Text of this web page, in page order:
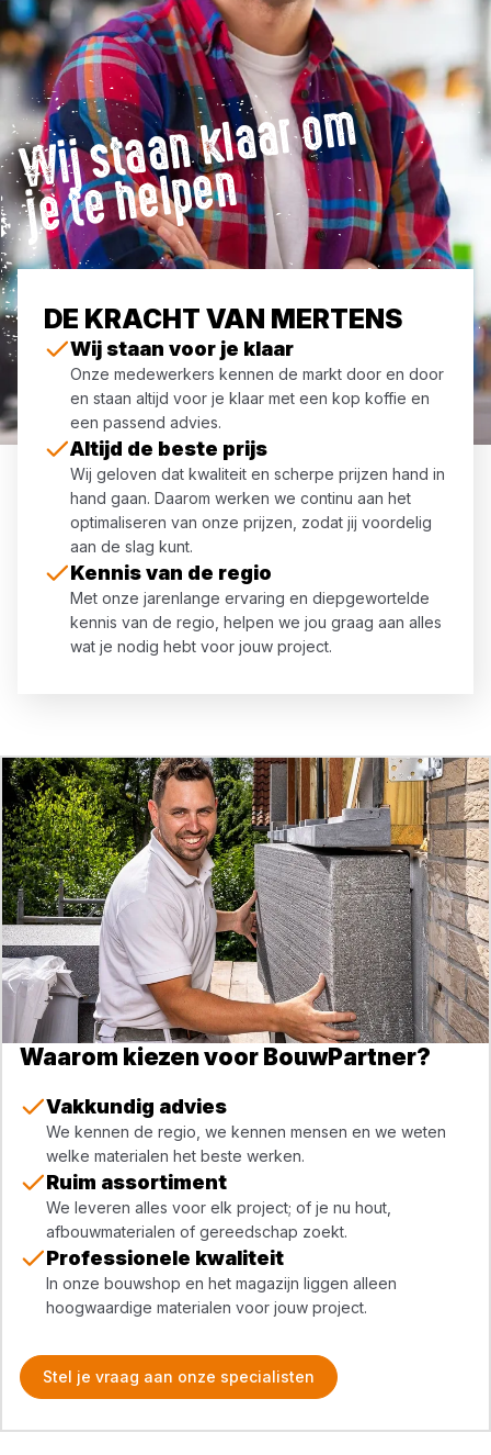
Wij
st
a
a
n
kl
a
ar
o
m
j
e t
e
h
el
p
e
n
DE KRACHT VAN MERTENS
Wij staan voor je klaar
Onze medewerkers kennen de markt door en door
en staan altijd voor je klaar met een kop koffie en
een passend advies.
Altijd de beste prijs
Wij geloven dat kwaliteit en scherpe prijzen hand in
hand gaan. Daarom werken we continu aan het
optimaliseren van onze prijzen, zodat jij voordelig
aan de slag kunt.
Kennis van de regio
Met onze jarenlange ervaring en diepgewortelde
kennis van de regio, helpen we jou graag aan alles
wat je nodig hebt voor jouw project.
Waarom kiezen voor BouwPartner?
Vakkundig advies
We kennen de regio, we kennen mensen en we weten
welke materialen het beste werken.
Ruim assortiment
We leveren alles voor elk project; of je nu hout,
afbouwmaterialen of gereedschap zoekt.
Professionele kwaliteit
In onze bouwshop en het magazijn liggen alleen
hoogwaardige materialen voor jouw project.
Stel je vraag aan onze specialisten